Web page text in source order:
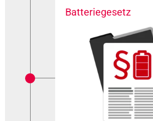
Batteriegesetz